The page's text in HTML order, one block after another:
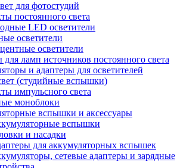
для фотостудий
постоянного света
LED осветители
осветители
осветители
ламп источников постоянного света
и адаптеры для осветителей
(студийные вспышки)
импульсного света
моноблоки
вспышки и аксессуары
вспышки
и насадки
для аккумуляторных вспышек
сетевые адаптеры и зарядные